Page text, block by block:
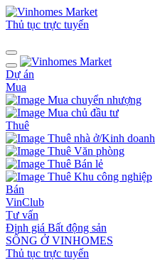
Thủ tục trực tuyến
Dự án
Mua
Mua chuyển nhượng
Mua chủ đầu tư
Thuê
Thuê nhà ở/Kinh doanh
Thuê Văn phòng
Thuê Bán lẻ
Thuê Khu công nghiệp
Bán
VinClub
Tư vấn
Định giá Bất động sản
SỐNG Ở VINHOMES
Thủ tục trực tuyến